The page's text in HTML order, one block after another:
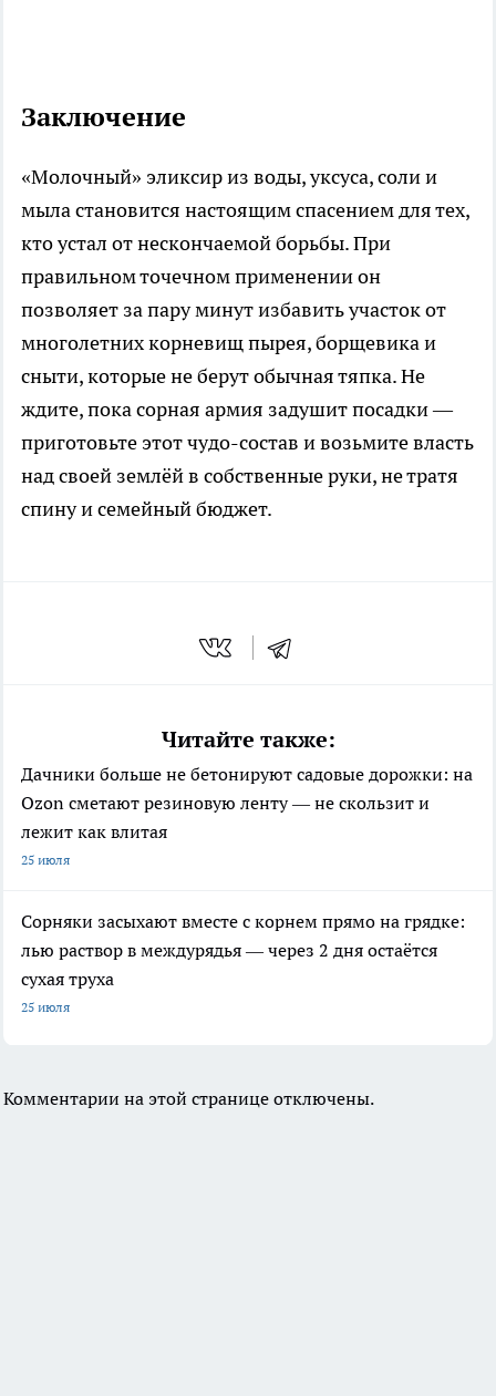
Заключение
«Молочный» эликсир из воды, уксуса, соли и
мыла становится настоящим спасением для тех,
кто устал от нескончаемой борьбы. При
правильном точечном применении он
позволяет за пару минут избавить участок от
многолетних корневищ пырея, борщевика и
сныти, которые не берут обычная тяпка. Не
ждите, пока сорная армия задушит посадки —
приготовьте этот чудо-состав и возьмите власть
над своей землёй в собственные руки, не тратя
спину и семейный бюджет.
Читайте также:
Дачники больше не бетонируют садовые дорожки: на
Ozon сметают резиновую ленту — не скользит и
лежит как влитая
25 июля
Сорняки засыхают вместе с корнем прямо на грядке:
лью раствор в междурядья — через 2 дня остаётся
сухая труха
25 июля
Комментарии на этой странице отключены.